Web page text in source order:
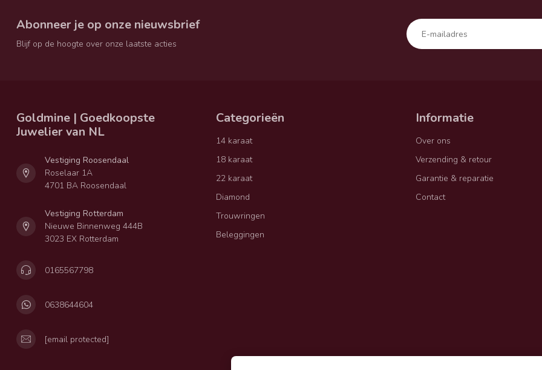
Abonneer je op onze nieuwsbrief
Blijf op de hoogte over onze laatste acties
Goldmine | Goedkoopste
Juwelier van NL
Vestiging Roosendaal
Roselaar 1A
4701 BA Roosendaal
Vestiging Rotterdam
Nieuwe Binnenweg 444B
3023 EX Rotterdam
0165567798
0638644604
[email protected]
Categorieën
14 karaat
18 karaat
22 karaat
Diamond
Trouwringen
Beleggingen
Informatie
Over ons
Verzending & retour
Garantie & reparatie
Contact